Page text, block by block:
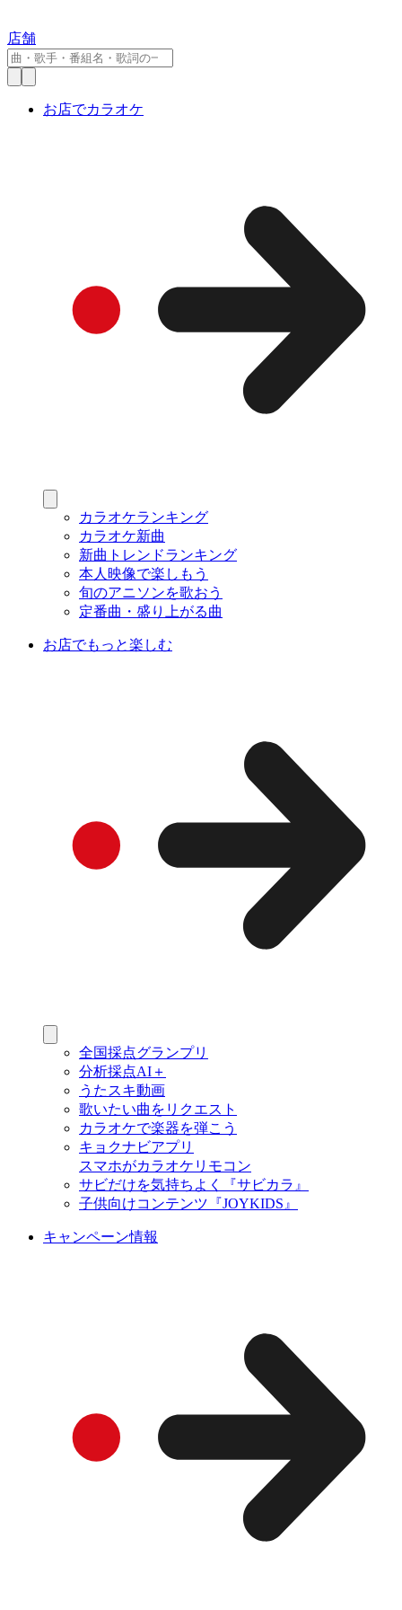
店舗
お店でカラオケ
カラオケランキング
カラオケ新曲
新曲トレンドランキング
本人映像で楽しもう
旬のアニソンを歌おう
定番曲・盛り上がる曲
お店でもっと楽しむ
全国採点グランプリ
分析採点AI＋
うたスキ動画
歌いたい曲をリクエスト
カラオケで楽器を弾こう
キョクナビアプリ
スマホがカラオケリモコン
サビだけを気持ちよく『サビカラ』
子供向けコンテンツ『JOYKIDS』
キャンペーン情報